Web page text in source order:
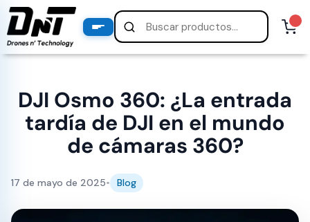
DJI Osmo 360: ¿La entrada
tardía de DJI en el mundo
de cámaras 360?
17 de mayo de 2025• Blog
PRODUCTOS
productos destacados